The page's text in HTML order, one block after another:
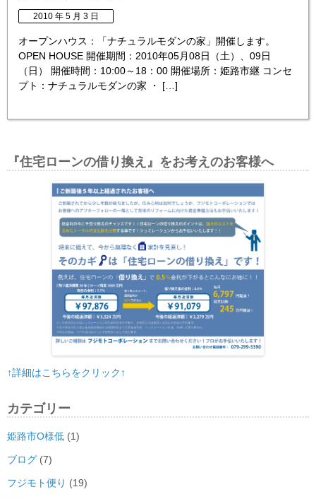
2010 年 5 月 3 日
オープンハウス：「ナチュラルモダンの家」開催します。
OPEN HOUSE 開催期間：2010年05月08日（土）、09日
（日） 開催時間：10:00～18：00 開催場所：姫路市継 コンセ
プト：ナチュラルモダンの家 ・ […]
『住宅ローンの借り換え』をお考えのお客様へ
↑詳細はこちらをクリック↑
カテゴリー
姫路市O様低 (1)
ブログ (7)
フジモト便り (19)